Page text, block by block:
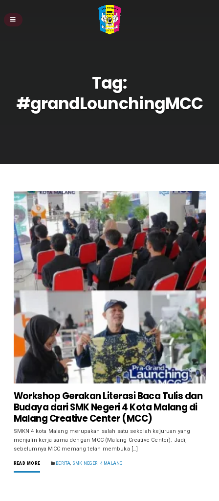
Tag:
#grandLounchingMCC
Workshop Gerakan Literasi Baca Tulis dan
Budaya dari SMK Negeri 4 Kota Malang di
Malang Creative Center (MCC)
SMKN 4 kota Malang merupakan salah satu sekolah kejuruan yang
menjalin kerja sama dengan MCC (Malang Creative Center). Jadi,
sebelumnya MCC memang telah membuka […]
READ MORE BERITA SMK NEGERI 4 MALANG